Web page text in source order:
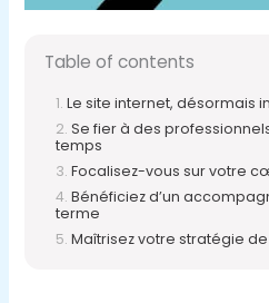
Table of contents
Le site internet, désormais
Se fier à des
temps
Focalisez-vous sur votre
Bénéficiez d’un
terme
Maîtrisez votre stratégie